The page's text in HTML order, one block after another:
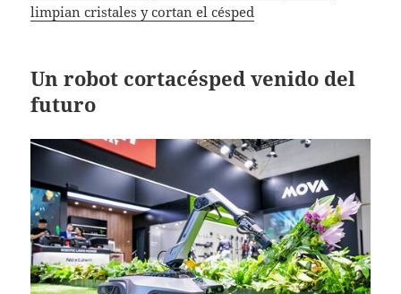
limpian cristales y cortan el césped
Un robot cortacésped venido del
futuro